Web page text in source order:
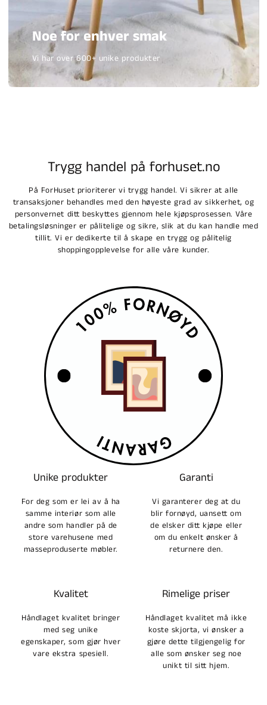
Noe for enhver smak
Vi har over 600+ unike produkter
Trygg handel på forhuset.no
På ForHuset prioriterer vi trygg handel. Vi sikrer at alle
transaksjoner behandles med den høyeste grad av sikkerhet, og
personvernet ditt beskyttes gjennom hele kjøpsprosessen. Våre
betalingsløsninger er pålitelige og sikre, slik at du kan handle med
tillit. Vi er dedikerte til å skape en trygg og pålitelig
shoppingopplevelse for alle våre kunder.
Unike produkter
For deg som er lei av å ha
samme interiør som alle
andre som handler på de
store varehusene med
masseproduserte møbler.
Garanti
Vi garanterer deg at du
blir fornøyd, uansett om
de elsker ditt kjøpe eller
om du enkelt ønsker å
returnere den.
Kvalitet
Håndlaget kvalitet bringer
med seg unike
egenskaper, som gjør hver
vare ekstra spesiell.
Rimelige priser
Håndlaget kvalitet må ikke
koste skjorta, vi ønsker a
gjøre dette tilgjengelig for
alle som ønsker seg noe
unikt til sitt hjem.